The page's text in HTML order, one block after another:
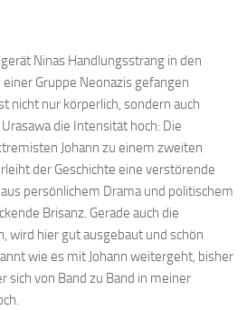
Ninas Handlungsstrang in den
Gruppe Neonazis gefangen
nicht nur körperlich, sondern auch
die Intensität hoch: Die
Johann zu einem zweiten
der Geschichte eine verstörende
persönlichem Drama und politischem
Brisanz. Gerade auch die
wird hier gut ausgebaut und schön
wie es mit Johann weitergeht, bisher
sich von Band zu Band in meiner